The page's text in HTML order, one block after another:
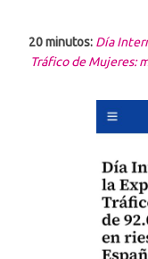
20 minutos: Día
Tráfico de Mujeres: